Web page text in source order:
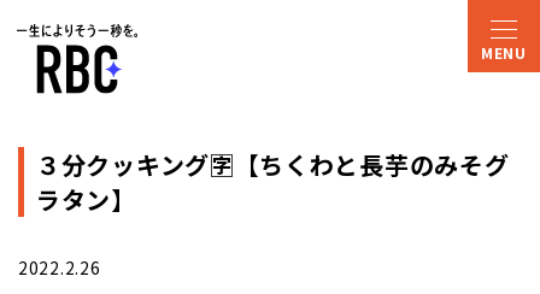
３分クッキング🈑【ちくわと長芋のみそグ
ラタン】
2022.2.26